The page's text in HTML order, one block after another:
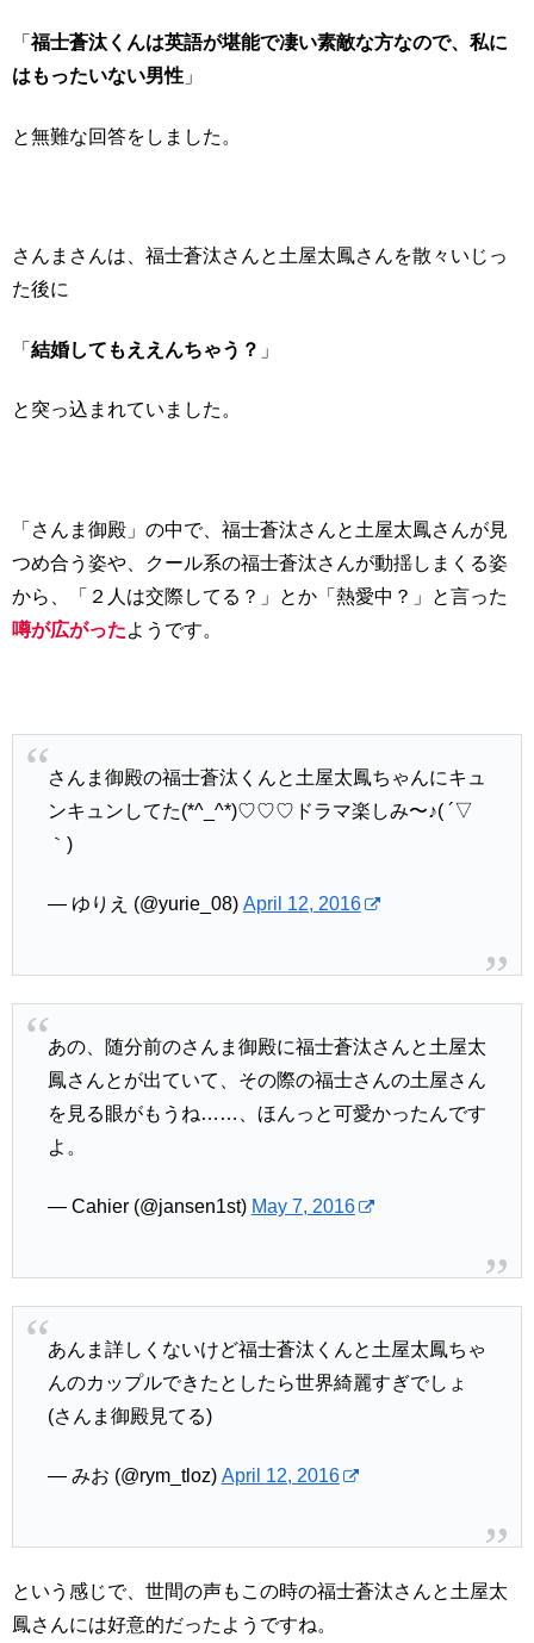
「福士蒼汰くんは英語が堪能で凄い素敵な方なので、私に
はもったいない男性 」
と無難な回答をしました。
さんまさんは、福士蒼汰さんと土屋太鳳さんを散々いじっ
た後に
「 結婚してもええんちゃう？ 」
と突っ込まれていました。
「さんま御殿」の中で、福士蒼汰さんと土屋太鳳さんが見
つめ合う姿や、クール系の福士蒼汰さんが動揺しまくる姿
から、「２人は交際してる？」とか「熱愛中？」と言った
噂が広がったようです。
さんま御殿の福士蒼汰くんと土屋太鳳ちゃんにキュ
ンキュンしてた(*^_^*)♡♡♡ドラマ楽しみ〜♪( ´▽
｀)
— ゆりえ (@yurie_08) April 12, 2016
あの、随分前のさんま御殿に福士蒼汰さんと土屋太
鳳さんとが出ていて、その際の福士さんの土屋さん
を見る眼がもうね……、ほんっと可愛かったんです
よ。
— Cahier (@jansen1st) May 7, 2016
あんま詳しくないけど福士蒼汰くんと土屋太鳳ちゃ
んのカップルできたとしたら世界綺麗すぎでしょ
(さんま御殿見てる)
— みお (@rym_tloz) April 12, 2016
という感じで、世間の声もこの時の福士蒼汰さんと土屋太
鳳さんには好意的だったようですね。